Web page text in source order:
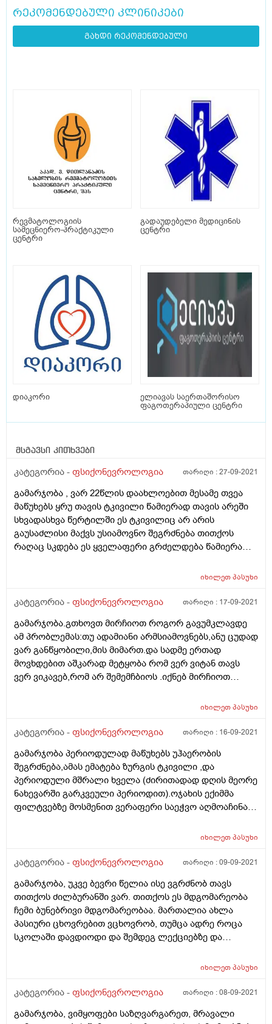
რეკომენდებული კლინიკები
გახდი რეკომენდებული
რევმატოლოგიის
სამეცნიერო-პრაქტიკული
ცენტრი
გადაუდებელი მედიცინის
ცენტრი
დიაკორი
ელიავას საერთაშორისო
ფაგოთერაპიული ცენტრი
მსგავსი კითხვები
კატეგორია - ფსიქონევროლოგია თარიღი :27-09-2021
გამარჯობა , ვარ 22წლის დაახლოებით მესამე თვეა
მაწუხებს ყრუ თავის ტკივილი წამიერად თავის არეში
სხვადასხვა წერტილში ეს ტკივილიც არ არის
გაუსაძლისი მაქვს უსიამოვნო შეგრძნება თითქოს
რაღაც სკდება ეს ყველაფერი გრძელდება წამიერად ,
ტკივილი სანამ მივმართავ შესაბამის ექიმს ან რა
მაინტერესებს ეს შეიძლება დავაბრალო სტრესს თუ
ტკივილი , მადლობა წინასწარ .
იხილეთპასუხი
კატეგორია - ფსიქონევროლოგია თარიღი : 17-09-2021
გამარჯობა.გთხოვთ მირჩიოთ როგორ გავუმკლავდე
ამ პრობლემას:თუ ადამიანი არმსიამოვნებს,ანუ ცუდად
ვარ განწყობილი,მის მიმართ.და სადმე ერთად
მოვხდებით აშკარად მეტყობა რომ ვერ ვიტან თავს
ვერ ვიკავებ,რომ არ შემემჩბიოს .იქნებ მირჩიოთ
იხილეთპასუხი
კატეგორია - ფსიქონევროლოგია თარიღი : 16-09-2021
გამარჯობა პერიოდულად მაწუხებს უჰაერობის
შეგრძნება,ამას ემატება ზურგის ტკივილი ,და
პერიოდული მშრალი ხველა (ძირითადად დღის მეორე
ნახევარში გარკვეული პერიოდით).ოჯახის ექიმმა
ფილტვებზე მოსმენით ვერაფერი საეჭვო აღმოაჩინა
დაღლილობა ქოშინი)მაინტერესებს რამე უფრო
იხილეთპასუხი
კატეგორია - ფსიქონევროლოგია თარიღი :09-09-2021
გამარჯობა, უკვე ბევრი წელია ისე ვგრძნობ თავს
თითქოს ძილბურანში ვარ. თითქოს ეს მდგომარეობა
ჩემი ბუნებრივი მდგომარეობაა. მართალია ახლა
პასიური ცხოვრებით ვცხოვრობ, თუმცა ადრე როცა
სკოლაში დავდიოდი და შემდეგ ლექციებზე და
ვიყავი. ზუსტად არ მახსოვს როდის დაიწყო ან
შემჩნევა დაახლოებით 11-12 კლასიდან. 23 წლის ვარ,
ვარ. ჩვეულებრივ ვფიქრობ, ვაზროვნებ და რა თქმა
იხილეთპასუხი
კატეგორია - ფსიქონევროლოგია თარიღი :08-09-2021
გამარჯობა, ვიმყოფები საზღვარგარეთ, მრავალი